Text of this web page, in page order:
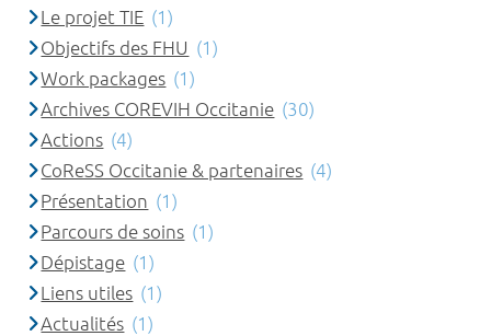
Le projet TIE (1)
Objectifs des FHU (1)
Work packages (1)
Archives COREVIH Occitanie (30)
Actions (4)
CoReSS Occitanie & partenaires (4)
Présentation (1)
Parcours de soins (1)
Dépistage (1)
Liens utiles (1)
Actualités (1)